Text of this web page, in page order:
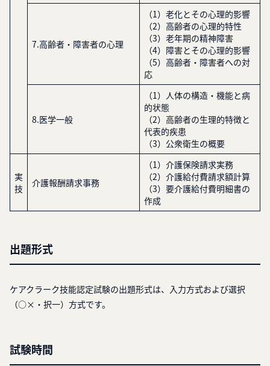
7.高齢者・障害者の心理
（1）老化とその心理的影響
（2）高齢者の心理的特性
（3）老年期の精神障害
（4）障害とその心理的影響
（5）高齢者・障害者への対
応
8.医学一般
（1）人体の構造・機能と病
的状態
（2）高齢者の生理的特徴と
代表的疾患
（3）公衆衛生の概要
実
技
介護報酬請求事務
（1）介護保険請求実務
（2）介護給付費請求額計算
（3）要介護給付費明細書の
作成
出題形式
ケアクラーク技能認定試験の出題形式は、入力方式および選択
（○×・択一）方式です。
試験時間